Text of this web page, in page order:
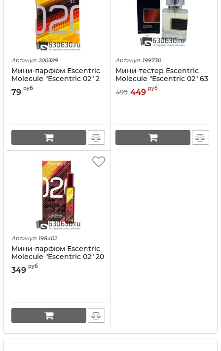
Артикул: 200389
Мини-парфюм Escentric
Molecule "Escentric 02" 2
79 руб
Артикул: 199730
Мини-тестер Escentric
Molecule "Escentric 02" 63
499 449 руб
Артикул: 198402
Мини-парфюм Escentric
Molecule "Escentric 02" 20
ml NEW
349 руб